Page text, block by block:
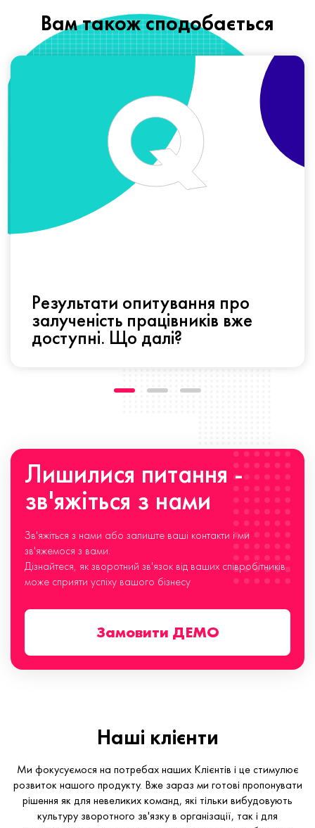
Вам також сподобається
Результати опитування про
залученість працівників вже
доступні. Що далі?
Лишилися питання -
зв'яжіться з нами
Зв'яжіться з нами або залиште ваші контакти і ми
зв'яжемося з вами.
Дізнайтеся, як зворотний зв'язок від ваших співробітників
може сприяти успіху вашого бізнесу
Замовити ДЕМО
Наші клієнти
Ми фокусуємося на потребах наших Клієнтів і це стимулює
розвиток нашого продукту. Вже зараз ми готові пропонувати
рішення як для невеликих команд, які тільки вибудовують
культуру зворотного зв'язку в організації, так і для